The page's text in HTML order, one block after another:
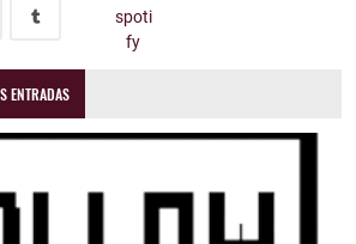
ENTRADAS